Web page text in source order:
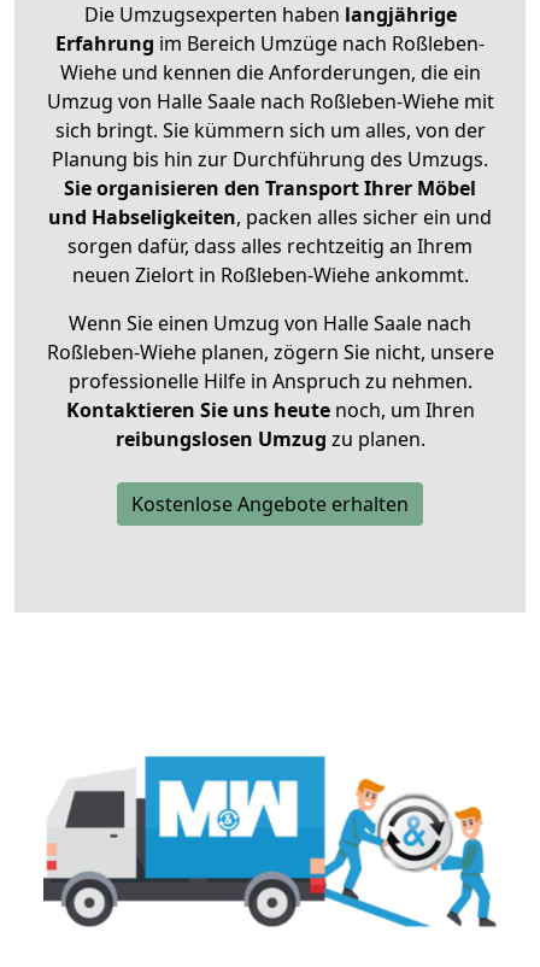
Die Umzugsexperten haben langjährige
Erfahrung im Bereich Umzüge nach Roßleben-
Wiehe und kennen die Anforderungen, die ein
Umzug von Halle Saale nach Roßleben-Wiehe mit
sich bringt. Sie kümmern sich um alles, von der
Planung bis hin zur Durchführung des Umzugs.
Sie organisieren den Transport Ihrer Möbel
und Habseligkeiten, packen alles sicher ein und
sorgen dafür, dass alles rechtzeitig an Ihrem
neuen Zielort in Roßleben-Wiehe ankommt.
Wenn Sie einen Umzug von Halle Saale nach
Roßleben-Wiehe planen, zögern Sie nicht, unsere
professionelle Hilfe in Anspruch zu nehmen.
Kontaktieren Sie uns heutenoch, um Ihren
reibungslosen Umzug zu planen.
Kostenlose Angebote erhalten